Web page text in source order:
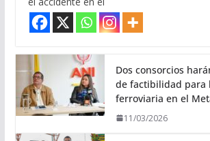
Dos consorcios
de factibilidad para
ferroviaria en el
11/03/2026